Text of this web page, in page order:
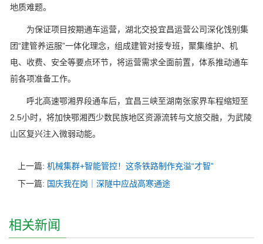
地质难题。
为保证项目按期通车运营，湖北交投宜昌运营公司深化饯别集
团“建管养运服”一体化理念，组成建管对接专班，聚集维护、机
电、收费、安全等要点环节，将运营需求全面前置，体系推动通车
前各项准备工作。
呼北高速鄂湘界段通车后，宜昌三峡至湖南张家界车程缩短至
2.5小时，将加快鄂湘西少数民族地区资源流转与文旅交融，为武陵
山区复兴注入微弱动能。
上一篇: 机械集群+智能管控！这条铁路制作充溢“才智”
下一篇: 国庆我在岗｜深隧中应战高寒通途
相关新闻